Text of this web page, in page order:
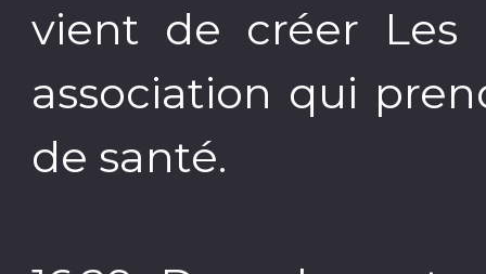
vient de créer Les
association qui
de santé.